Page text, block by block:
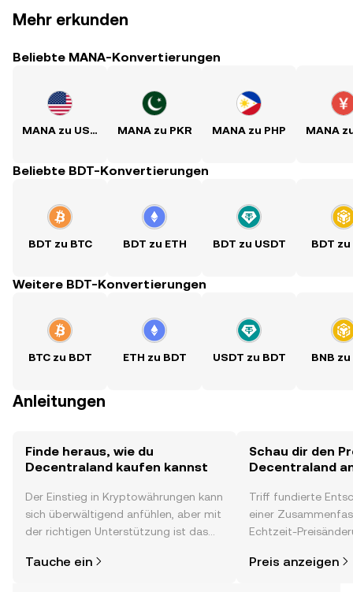
Mehr erkunden
Beliebte MANA-Konvertierungen
MANA zu USD MANA zu PKR MANA zu PHP MANA
Beliebte BDT-Konvertierungen
BDT zu BTC BDT zu ETH BDT zu USDT BDT zu
Weitere BDT-Konvertierungen
BTC zu BDT ETH zu BDT USDT zu BDT BNB zu
Anleitungen
Finde heraus, wie du
Decentraland kaufen kannst
Der Einstieg in Kryptowährungen kann
sich überwältigend anfühlen, aber mit
der richtigen Unterstützung ist das
direkt in der OKX-App oder hier im
Tauche ein
Schau dir den
Decentraland
Triff fundierte
einer
Echtzeit-
Neuigkeiten und
Preis anzeigen